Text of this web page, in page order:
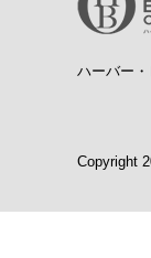
ハーバー
Copyright